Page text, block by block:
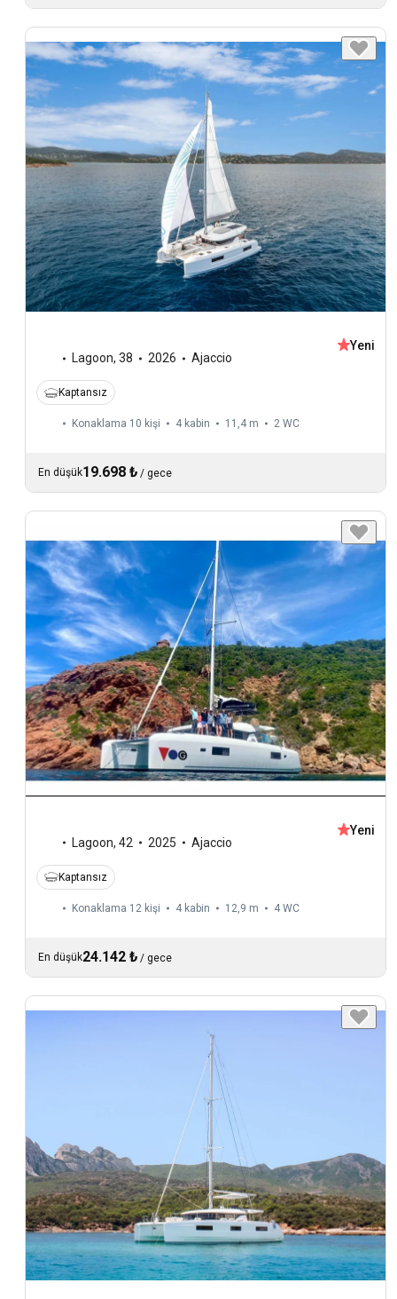
Lagoon, 38 2026 Ajaccio
Yeni
Kaptansız
Konaklama 10 kişi 4 kabin 11,4 m 2 WC
En düşük19.698 ₺ / gece
Lagoon, 42 2025 Ajaccio
Yeni
Kaptansız
Konaklama 12 kişi 4 kabin 12,9 m 4 WC
En düşük24.142 ₺ / gece